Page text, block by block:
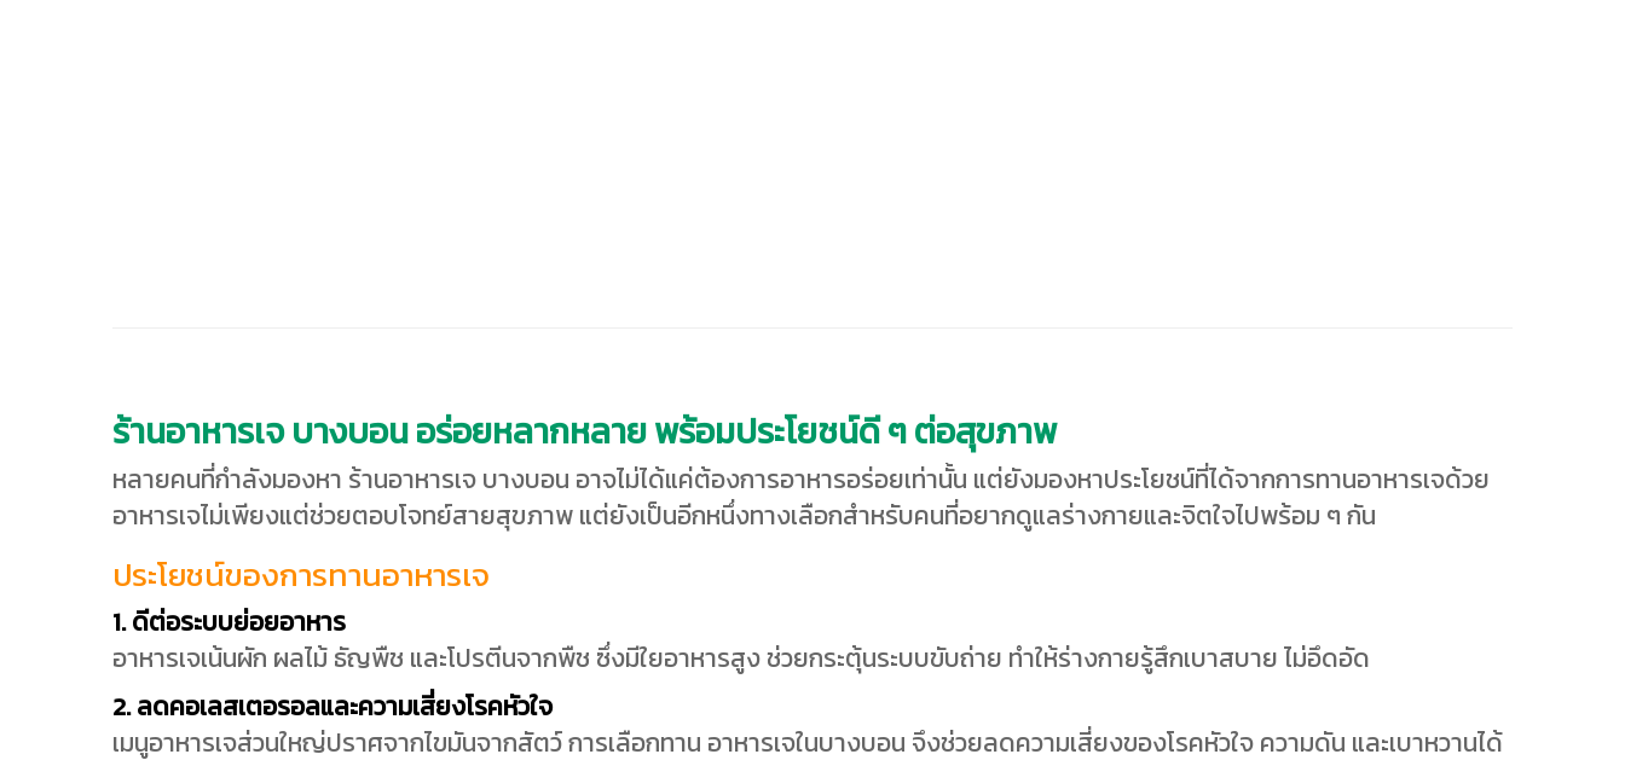
ร้านอาหารเจ บางบอน อร่อยหลากหลาย พร้อมประโยชน์ดี ๆ ต่อสุขภาพ
หลายคนที่กำลังมองหา ร้านอาหารเจ บางบอน อาจไม่ได้แค่ต้องการอาหารอร่อยเท่านั้น แต่ยังมองหาประโยชน์ที่ได้จากการทานอาหารเจด้วย
อาหารเจไม่เพียงแต่ช่วยตอบโจทย์สายสุขภาพ แต่ยังเป็นอีกหนึ่งทางเลือกสำหรับคนที่อยากดูแลร่างกายและจิตใจไปพร้อม ๆ กัน
ประโยชน์ของการทานอาหารเจ
อาหารเจเน้นผัก ผลไม้ ธัญพืช และโปรตีนจากพืช ซึ่งมีใยอาหารสูง ช่วยกระตุ้นระบบขับถ่าย ทำให้ร่างกายรู้สึกเบาสบาย ไม่อึดอัด